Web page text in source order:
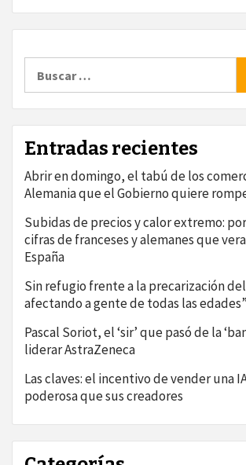
Entradas recientes
Abrir en domingo, el tabú de los
Alemania que el Gobierno quiere
Subidas de precios y calor extremo:
cifras de franceses y alemanes que
España
Sin refugio frente a la precarización
afectando a gente de todas las edades”
Pascal Soriot, el ‘sir’ que pasó de la
liderar AstraZeneca
Las claves: el incentivo de vender una
poderosa que sus creadores